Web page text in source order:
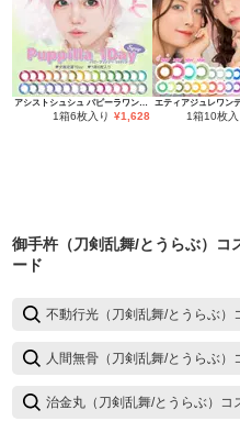
アシストシュシュ パピーラワンデー
1箱6枚入り ¥1,628
エティアジュレワン
1箱10枚入
御手杵（刀剣乱舞/とうらぶ）コ
ード
不動行光（刀剣乱舞/とうらぶ）
人間無骨（刀剣乱舞/とうらぶ）
治金丸（刀剣乱舞/とうらぶ）コ